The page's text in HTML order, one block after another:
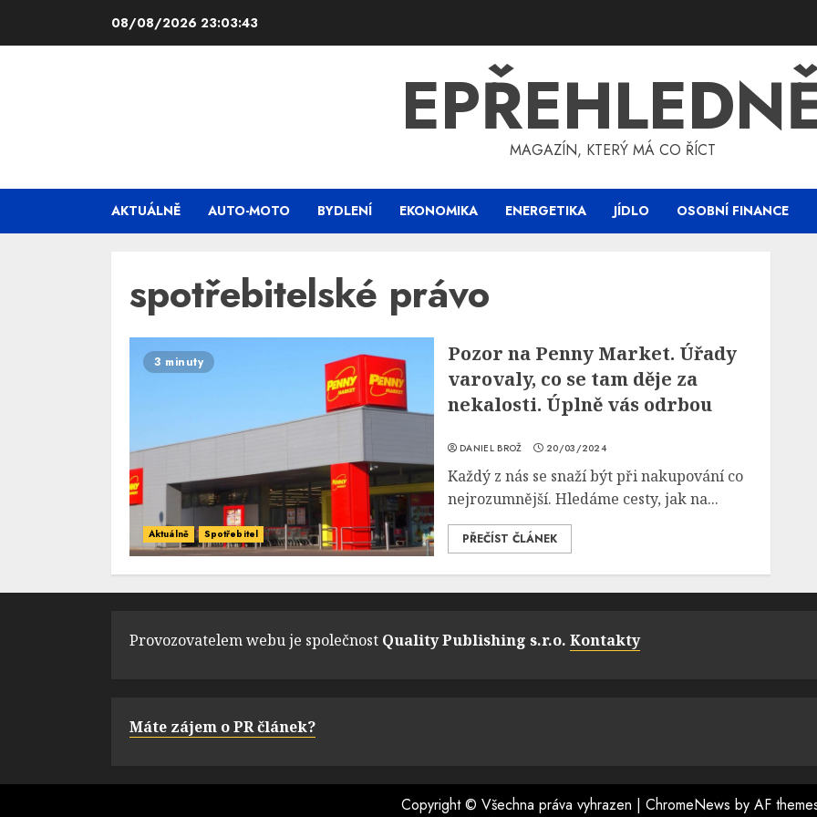
08/08/2026 23:03:43
MAGAZÍN, KTERÝ MÁ CO ŘÍCT
AKTUÁLNĚ AUTO-MOTO BYDLENÍ EKONOMIKA ENERGETIKA JÍDLO OSOBNÍ FINANCE
spotřebitelské právo
3 minuty
Aktuálně Spotřebitel
Pozor na Penny Market. Úřady
varovaly, co se tam děje za
nekalosti. Úplně vás odrbou
DANIEL BROŽ 20/03/2024
Každý z nás se snaží být při nakupování co
nejrozumnější. Hledáme cesty, jak na...
PŘEČÍST ČLÁNEK
Provozovatelem webu je společnost Quality Publishing s.r.o. Kontakty
Máte zájem o PR článek?
Copyright © Všechna práva vyhrazen | ChromeNews by AF